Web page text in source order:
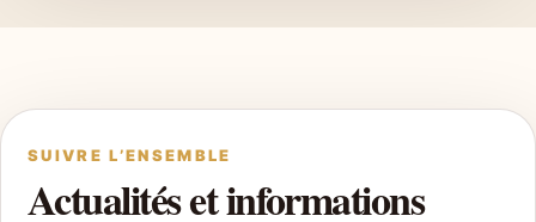
SUIVRE L’ENSEMBLE
Actualités et informations